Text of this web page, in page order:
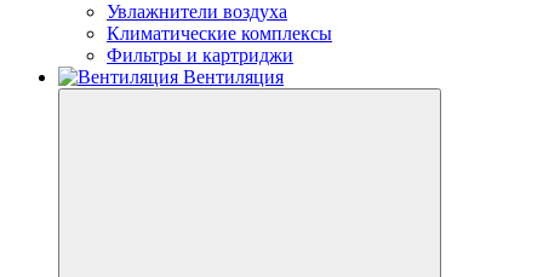
Увлажнители воздуха
Климатические комплексы
Фильтры и картриджи
Вентиляция